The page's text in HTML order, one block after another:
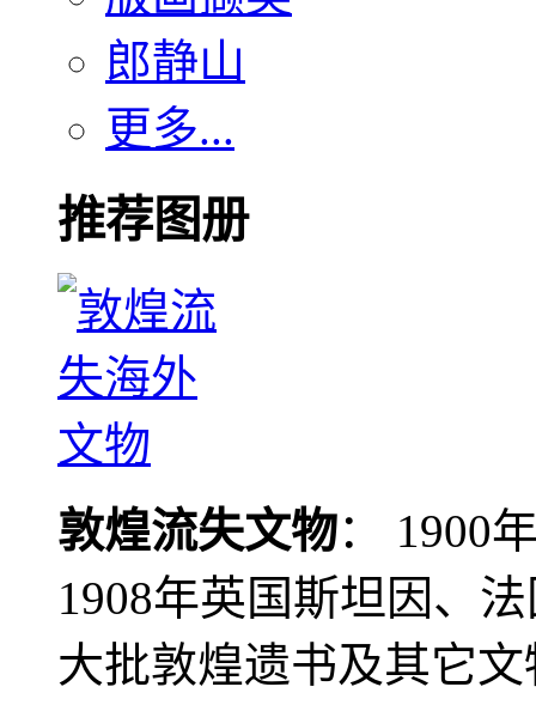
郎静山
更多...
推荐图册
敦煌流失文物： 1900
1908年英国斯坦因、
大批敦煌遗书及其它